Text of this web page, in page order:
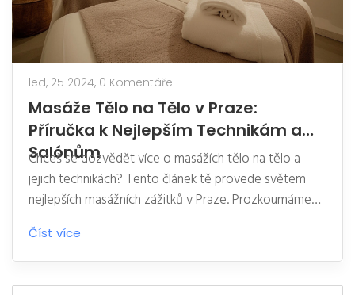
led, 25 2024, 0 Komentáře
Masáže Tělo na Tělo v Praze:
Příručka k Nejlepším Technikám a
Salónům
Chceš se dozvědět více o masážích tělo na tělo a
jejich technikách? Tento článek tě provede světem
nejlepších masážních zážitků v Praze. Prozkoumáme
různé styly a techniky, lapeme tajemství jedinečných
terapií a odhalíme, kde se v Praze dají najít ty nejlepší
salóny nabízející masáže tělo na tělo, aby tvůj zážitek
byl nezapomenutelný.
Číst více